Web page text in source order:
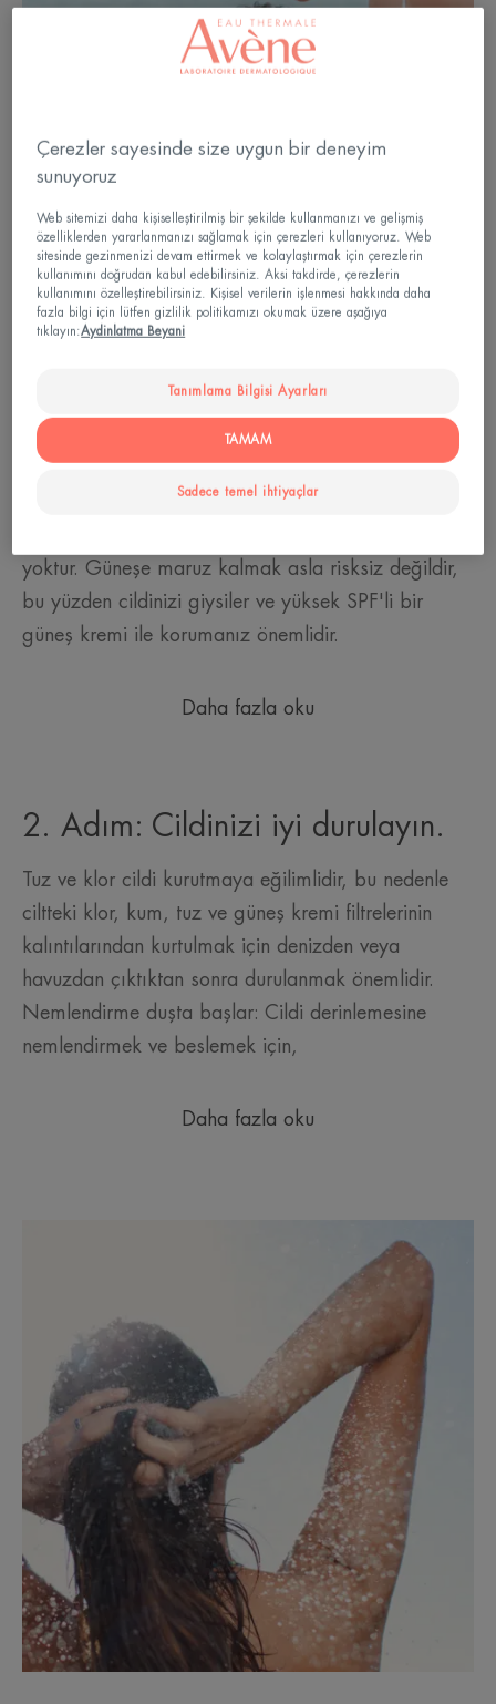
1. Adım: Cildinizi güneşten
koruyun.
Güneş maruziyetisırasında en önemli şey:
cildinizikorumayı unuttuysanız, güneş sonrası
yoktur. Güneşe maruz kalmak asla risksiz değildir,
bu yüzden cildinizi giysiler ve yüksek SPF'li bir
güneş kremi ile korumanız önemlidir.
Daha fazla oku
2. Adım: Cildinizi iyi durulayın.
Tuz ve klor cildi kurutmaya eğilimlidir, bu nedenle
ciltteki klor, kum, tuz ve güneş kremi filtrelerinin
kalıntılarından kurtulmak için denizden veya
havuzdan çıktıktan sonra durulanmak önemlidir.
Nemlendirme duşta başlar: Cildi derinlemesine
nemlendirmek ve beslemek için,
Daha fazla oku
Çerezler sayesinde size uygun bir deneyim
sunuyoruz
Web sitemizi daha kişiselleştirilmiş bir şekilde kullanmanızı ve gelişmiş
özelliklerden yararlanmanızı sağlamak için çerezleri kullanıyoruz. Web
sitesinde gezinmenizi devam ettirmek ve kolaylaştırmak için çerezlerin
kullanımını doğrudan kabul edebilirsiniz. Aksi takdirde, çerezlerin
kullanımını özelleştirebilirsiniz. Kişisel verilerin işlenmesi hakkında daha
fazla bilgi için lütfen gizlilik politikamızı okumak üzere aşağıya
tıklayın:Aydinlatma Beyani
Tanımlama Bilgisi Ayarları
Sadece temel ihtiyaçlar
TAMAM